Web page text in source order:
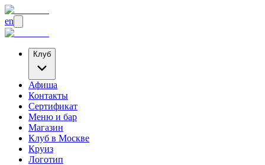
en
Клуб
Афиша
Контакты
Сертификат
Меню и бар
Магазин
Клуб в Москве
Круиз
Логотип